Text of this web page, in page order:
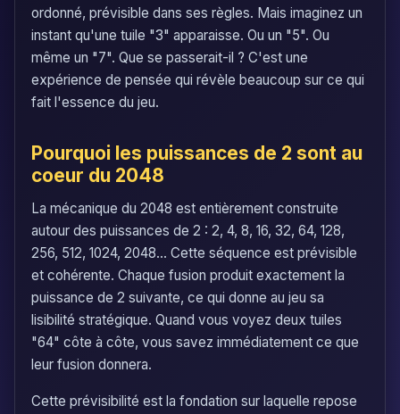
ordonné, prévisible dans ses règles. Mais imaginez un
instant qu'une tuile "3" apparaisse. Ou un "5". Ou
même un "7". Que se passerait-il ? C'est une
expérience de pensée qui révèle beaucoup sur ce qui
fait l'essence du jeu.
Pourquoi les puissances de 2 sont au
coeur du 2048
La mécanique du 2048 est entièrement construite
autour des puissances de 2 : 2, 4, 8, 16, 32, 64, 128,
256, 512, 1024, 2048... Cette séquence est prévisible
et cohérente. Chaque fusion produit exactement la
puissance de 2 suivante, ce qui donne au jeu sa
lisibilité stratégique. Quand vous voyez deux tuiles
"64" côte à côte, vous savez immédiatement ce que
leur fusion donnera.
Cette prévisibilité est la fondation sur laquelle repose